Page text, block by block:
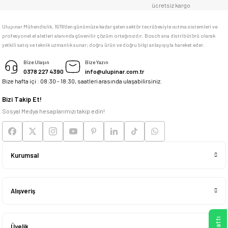
memnun kaldım
Deneyimini Paylaş
ücretsiz kargo
Ulupınar Mühendislik, 1978'den günümüze kadar gelen sektör tecrübesiyle ısıtma sistemleri ve
profesyonel el aletleri alanında güvenilir çözüm ortağınızdır. Bosch ana distribütörü olarak
yetkili satış ve teknik uzmanlık sunar; doğru ürün ve doğru bilgi anlayışıyla hareket eder.
Bize Ulaşın
0378 227 4390
Bize Yazın
info@ulupinar.com.tr
Bize hafta içi : 08:30 - 18:30, saatleri arasında ulaşabilirsiniz.
Bizi Takip Et!
Sosyal Medya hesaplarımızı takip edin!
Kurumsal
Alışveriş
Üyelik